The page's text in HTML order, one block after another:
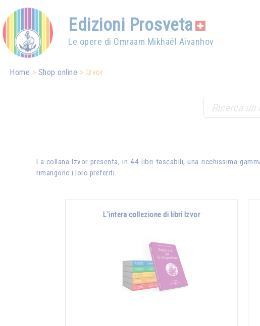
Edizioni Prosveta
Le opere di Omraam Mikhaël Aïvanhov
Home Shop online Izvor
La collana Izvor presenta, in 44 libri tascabili, una ricchissima
rimangono i loro preferiti.
L'intera collezione di libri Izvor